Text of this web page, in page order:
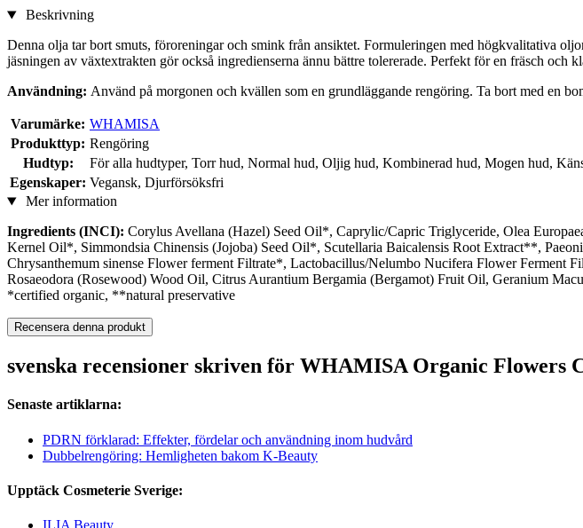
Beskrivning
Denna olja tar bort smuts, föroreningar och smink från ansiktet. Formuleringen med högkvalitativa
jäsningen av växtextrakten gör också ingredienserna ännu bättre tolererade. Perfekt för en fräsch och
Användning: Använd på morgonen och kvällen som en grundläggande rengöring. Ta bort med en
Varumärke: WHAMISA
Produkttyp: Rengöring
Hudtyp:
För alla hudtyper, Torr hud, Normal hud, Oljig hud, Kombinerad hud, Mogen hud,
Egenskaper: Vegansk, Djurförsöksfri
Mer information
Ingredients (INCI): Corylus Avellana (Hazel) Seed Oil*, Caprylic/Capric Triglyceride, Olea
Kernel Oil*, Simmondsia Chinensis (Jojoba) Seed Oil*, Scutellaria Baicalensis Root Extract**,
Chrysanthemum sinense Flower ferment Filtrate*, Lactobacillus/Nelumbo Nucifera Flower
Rosaeodora (Rosewood) Wood Oil, Citrus Aurantium Bergamia (Bergamot) Fruit Oil, Geranium
*certified organic, **natural preservative
Recensera denna produkt
svenska recensioner skriven för WHAMISA Organic Flowers
Senaste artiklarna:
PDRN förklarad: Effekter, fördelar och användning inom hudvård
Dubbelrengöring: Hemligheten bakom K-Beauty
Upptäck Cosmeterie Sverige: